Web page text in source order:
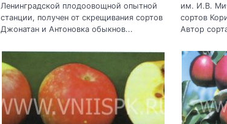
Ленинградской плодоовощной опытной
станции, получен от скрещивания сортов
Джонатан и Антоновка обыкнов...
им. И.В.
сортов
Автор